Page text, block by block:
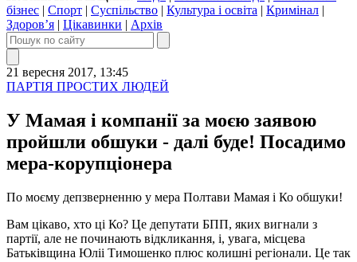
бізнес | Спорт | Суспільство | Культура і освіта | Кримінал |
Здоров’я | Цікавинки | Архів
21 вересня 2017, 13:45
ПАРТІЯ ПРОСТИХ ЛЮДЕЙ
У Мамая і компанії за моєю заявою
пройшли обшуки - далі буде! Посадимо
мера-корупціонера
По моєму депзверненню у мера Полтави Мамая і Ко обшуки!
Вам цікаво, хто ці Ко? Це депутати БПП, яких вигнали з
партії, але не починають відкликання, і, увага, місцева
Батьківщина Юліі Тимошенко плюс колишні регіонали. Це так